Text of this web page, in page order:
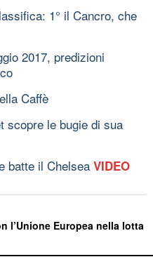
1° il Cancro, che
2017, predizioni
Caffè
scopre le bugie di sua
batte il Chelsea VIDEO
l’Unione Europea nella lotta